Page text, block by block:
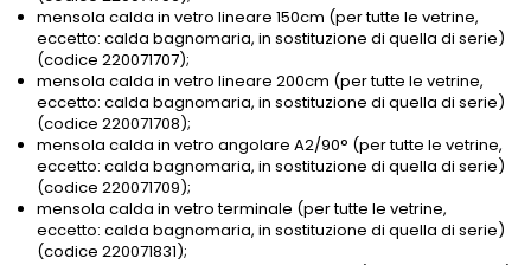
mensola calda in vetro lineare 150cm (per tutte le vetrine,
eccetto: calda bagnomaria, in sostituzione di quella di serie)
(codice 220071707);
mensola calda in vetro lineare 200cm (per tutte le vetrine,
eccetto: calda bagnomaria, in sostituzione di quella di serie)
(codice 220071708);
mensola calda in vetro angolare A2/90° (per tutte le vetrine,
eccetto: calda bagnomaria, in sostituzione di quella di serie)
(codice 220071709);
mensola calda in vetro terminale (per tutte le vetrine,
eccetto: calda bagnomaria, in sostituzione di quella di serie)
(codice 220071831);